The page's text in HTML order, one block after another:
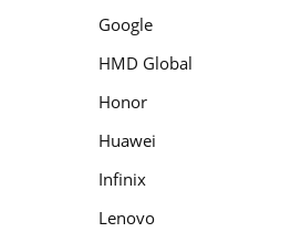
Google
HMD Global
Honor
Huawei
Infinix
Lenovo